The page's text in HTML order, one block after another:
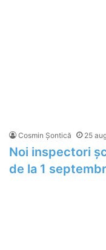
Cosmin Șontică 25
Noi inspectori
de la 1